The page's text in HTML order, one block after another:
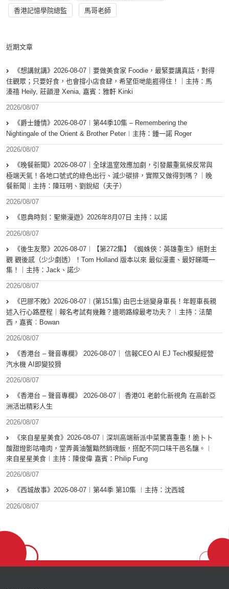
香港記憶學院總監 馬哥老師
近期文章
《想講就講》2026-08-07｜要做美食家 Foodie，最緊要講真話，對得
住觀眾；只要好食，也會撐小店食肆，希望佢哋能捱得住！｜主持：馬
溱禧 Heily, 莊韻澄 Xenia, 嘉賓：雅軒 Kinki
2026/08/07
《爵士鍾情》2026-08-07︱第44季10集 – Remembering the
Nightingale of the Orient & Brother Peter︱主持：鍾一諾 Roger
2026/08/07
《晚餐新聞》2026-08-07｜全球溫室效應加劇，引發嚴重氣候反常與
極端天氣！各地口號式的綠色出行、減少碳排，實際又做得到嗎？｜晚
餐新聞｜主持：陳珏明、劉銳紹（夫子）
2026/08/07
《恩典時刻：聖樂漫遊》2026年8月07日 主持：以諾
2026/08/07
《後生友聚》2026-08-07︱【第272集】《蜘蛛俠：英雄重生》絕對主
觀 觀後感（少少劇透）！Tom Holland 版本以來 最似漫畫、最好睇嘅一
集！｜主持：Jack、諾少
2026/08/07
《巴膠不敗》2026-08-07︱(第151集) 由巴士迷變身車長！年輕車長親
述入行心路歷程｜報名考試有幾難？邊啲路線最考功夫？︱主持：法蘭
西，嘉賓︰Bowan
2026/08/07
《香港台 – 聲音專欄》 2026-08-07｜ 信報CEO AI EJ Tech模擬經營
汽水機 AI即變狡猾
2026/08/07
《香港台 – 聲音專欄》 2026-08-07｜ 香港01 老齡化新視角 在高齡亞
洲活出精彩人生
2026/08/07
《來自星星美食》2026-08-07︱深圳高端新派中菜驚喜重重！脆卜卜
酸甜燈影咕嚕肉，堂弄黃油蟹黯然銷魂飯，搭配不同口味干邑名釀。︱
來自星星美食︱主持：陳俊偉 嘉賓：Philip Fung
2026/08/07
《西城故事》2026-08-07︱第44季 第10集 ︱主持：沈西城
2026/08/07